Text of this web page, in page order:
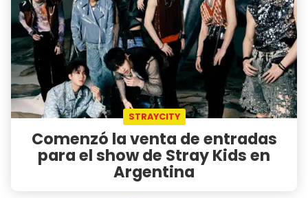
STRAYCITY
Comenzó la venta de entradas
para el show de Stray Kids en
Argentina